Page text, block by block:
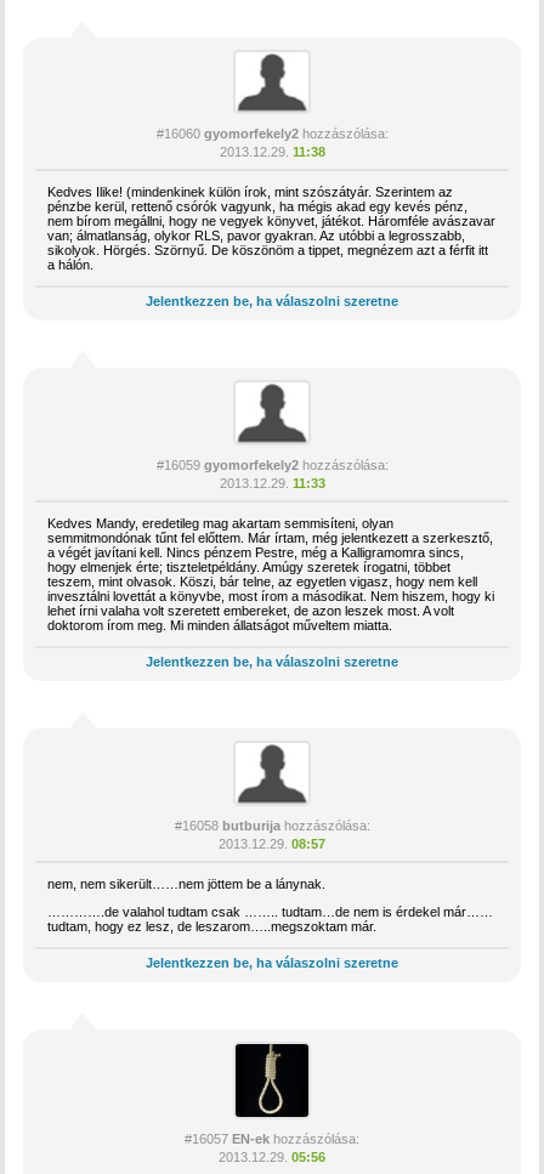
#16060 gyomorfekely2hozzászólása:
2013.12.29. 11:38
Kedves Ilike! (mindenkinek külön írok, mint szószátyár. Szerintem az
pénzbe kerül, rettenő csórók vagyunk, ha mégis akad egy kevés pénz,
nem bírom megállni, hogy ne vegyek könyvet, játékot. Háromféle avászavar
van; álmatlanság, olykor RLS, pavor gyakran. Az utóbbi a legrosszabb,
sikolyok. Hörgés. Szörnyű. De köszönöm a tippet, megnézem azt a férfit itt
a hálón.
Jelentkezzen be, ha válaszolni szeretne
#16059 gyomorfekely2hozzászólása:
2013.12.29. 11:33
Kedves Mandy, eredetileg mag akartam semmisíteni, olyan
semmitmondónak tűnt fel előttem. Már írtam, még jelentkezett a szerkesztő,
a végét javítani kell. Nincs pénzem Pestre, még a Kalligramomra sincs,
hogy elmenjek érte; tiszteletpéldány. Amúgy szeretek írogatni, többet
teszem, mint olvasok. Köszi, bár telne, az egyetlen vigasz, hogy nem kell
invesztálni lovettát a könyvbe, most írom a másodikat. Nem hiszem, hogy ki
lehet írni valaha volt szeretett embereket, de azon leszek most. A volt
doktorom írom meg. Mi minden állatságot műveltem miatta.
Jelentkezzen be, ha válaszolni szeretne
#16058 butburijahozzászólása:
2013.12.29. 08:57
nem, nem sikerült……nem jöttem be a lánynak.
………….de valahol tudtam csak …….. tudtam…de nem is érdekel már……
tudtam, hogy ez lesz, de leszarom…..megszoktam már.
Jelentkezzen be, ha válaszolni szeretne
#16057 EN-ek hozzászólása:
2013.12.29. 05:56